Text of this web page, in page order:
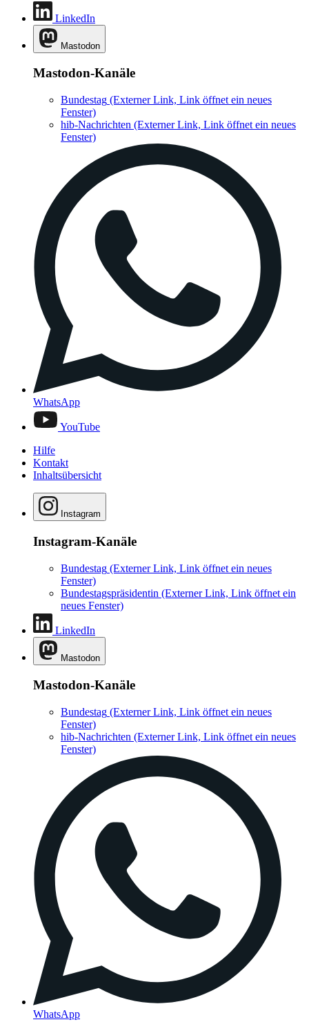
LinkedIn
Mastodon
Mastodon-Kanäle
Bundestag (Externer Link, Link öffnet ein neues
Fenster)
hib-Nachrichten (Externer Link, Link öffnet ein neues
Fenster)
WhatsApp
YouTube
Hilfe
Kontakt
Inhaltsübersicht
Instagram
Instagram-Kanäle
Bundestag (Externer Link, Link öffnet ein neues
Fenster)
Bundestagspräsidentin (Externer Link, Link öffnet ein
neues Fenster)
LinkedIn
Mastodon
Mastodon-Kanäle
Bundestag (Externer Link, Link öffnet ein neues
Fenster)
hib-Nachrichten (Externer Link, Link öffnet ein neues
Fenster)
WhatsApp